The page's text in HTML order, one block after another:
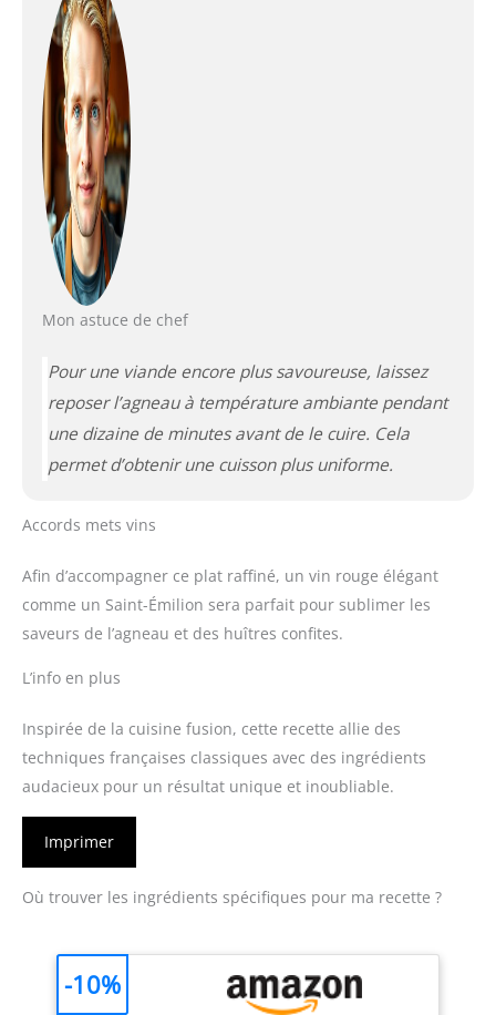
Mon astuce de chef
Pour une viande encore plus savoureuse, laissez
reposer l’agneau à température ambiante pendant
une dizaine de minutes avant de le cuire. Cela
permet d’obtenir une cuisson plus uniforme.
Accords mets vins
Afin d’accompagner ce plat raffiné, un vin rouge élégant
comme un Saint-Émilion sera parfait pour sublimer les
saveurs de l’agneau et des huîtres confites.
L’info en plus
Inspirée de la cuisine fusion, cette recette allie des
techniques françaises classiques avec des ingrédients
audacieux pour un résultat unique et inoubliable.
Imprimer
Où trouver les ingrédients spécifiques pour ma recette ?
-10%